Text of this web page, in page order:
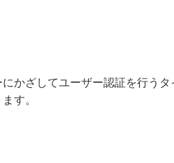
かざしてユーザー認証を行う
す。